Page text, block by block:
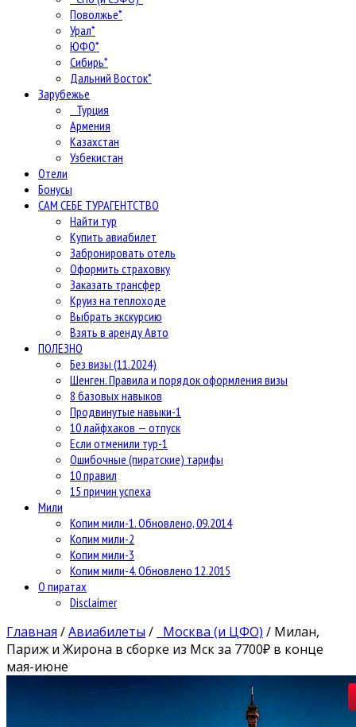
Поволжье*
Урал*
ЮФО*
Сибирь*
Дальний Восток*
Зарубежье
Турция
Армения
Казахстан
Узбекистан
Отели
Бонусы
САМ СЕБЕ ТУРАГЕНТСТВО
Найти тур
Купить авиабилет
Забронировать отель
Оформить страховку
Заказать трансфер
Круиз на теплоходе
Выбрать экскурсию
Взять в аренду Авто
ПОЛЕЗНО
Без визы (11.2024)
Шенген. Правила и порядок оформления визы
8 базовых навыков
Продвинутые навыки-1
10 лайфхаков — отпуск
Если отменили тур-1
Ошибочные (пиратские) тарифы
10 правил
15 причин успеха
Мили
Копим мили-1. Обновлено, 09.2014
Копим мили-2
Копим мили-3
Копим мили-4. Обновлено 12.2015
О пиратах
Disclaimer
Главная /Авиабилеты / Москва (и ЦФО) / Милан,
Париж и Жирона в сборке из Мск за 7700₽ в конце
мая-июне